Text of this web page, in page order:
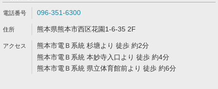
096-351-6300
熊本県熊本市西区花園1-6-35 2F
熊本市電Ｂ系統 杉塘より 徒歩 約2分
熊本市電Ｂ系統 本妙寺入口より 徒歩 約4分
熊本市電Ｂ系統 県立体育館前より 徒歩 約6分